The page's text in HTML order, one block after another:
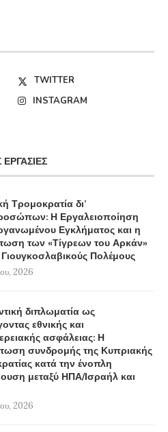
TWITTER
INSTAGRAM
Τρομοκρατία δι’
Η Εργαλειοποίηση
Εγκλήματος και η
των «Τίγρεων του Αρκάν»
Πολέμους
2026
διπλωματία ως
εθνικής και
ασφάλειας: Η
συνδρομής της Κυπριακής
κατά την ένοπλη
μεταξύ ΗΠΑ/Ισραήλ και
2026